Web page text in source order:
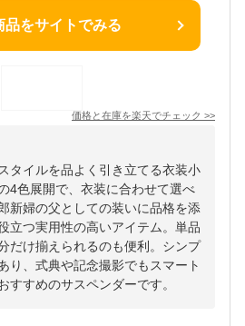
品をサイトでみる
価格と在庫を楽天でチェック >>
タイルを品よく引き立てる衣装小
4色展開で、衣装に合わせて選べ
新婦の父としての装いに品格を添
立つ実用性の高いアイテム。単品
だけ揃えられるのも便利。シンプ
り、式典や記念撮影でもスマート
すすめのサスペンダーです。